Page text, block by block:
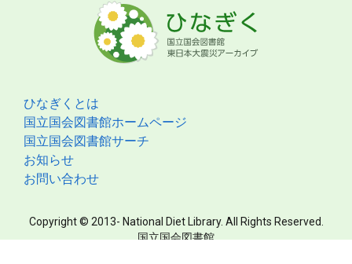
ひなぎくとは
国立国会図書館ホームページ
国立国会図書館サーチ
お知らせ
お問い合わせ
Copyright © 2013- National Diet Library. All Rights Reserved.